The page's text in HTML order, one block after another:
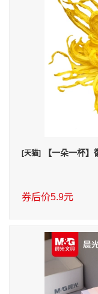
[天猫] 【一朵一杯
券后价5.9元